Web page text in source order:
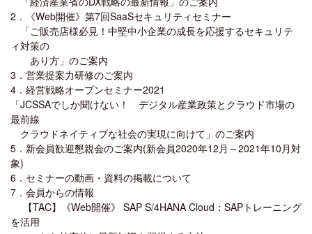
2．《Web開催》第7回SaaSセキュリティセミナー
「ご販売店様必見！中堅中小企業の成長を応援するセキュリテ
ィ対策の
あり方」のご案内
3．営業提案力研修のご案内
4．経営戦略オープンセミナー2021
「JCSSAでしか聞けない！ デジタル産業政策とクラウド市場の
最前線
クラウドネイティブな社会の実現に向けて」のご案内
5．新会員歓迎懇親会のご案内(新会員2020年12月～2021年10月対
象)
6．セミナーの動画・資料の掲載について
7．会員からの情報
【TAC】《Web開催》 SAP S/4HANA Cloud：SAPトレーニング
を活用